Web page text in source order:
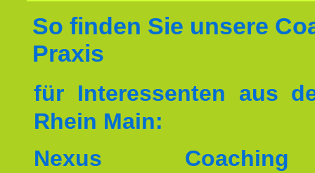
So finden Sie unsere
Praxis
für Interessenten aus
Rhein Main:
Nexus